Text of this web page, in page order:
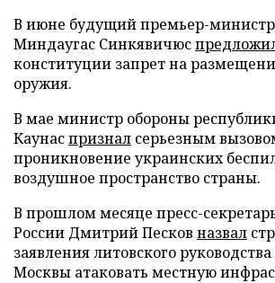
В июне будущий премьер-
Миндаугас Синкявичюс
конституции запрет на
оружия.
В мае министр обороны
Каунаспризнал серьезным
проникновение украинских
воздушное пространство страны.
В прошлом месяце пресс-
России Дмитрий Песков назвал
заявления литовского
Москвы атаковать местную